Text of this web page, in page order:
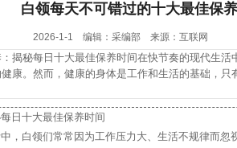
白领每天不可错过的十大最佳保
2026-1-1 编辑：采编部 来源：互联网
秘每日十大最佳保养时间在快节奏的现代生活
康。然而，健康的身体是工作和生活的基础，
日十大最佳保养时间
，白领们常常因为工作压力大、生活不规律而忽